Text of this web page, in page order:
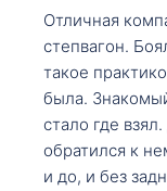
Отличная
степвагон.
такое
была.
стало где
обратился к
и до, и без